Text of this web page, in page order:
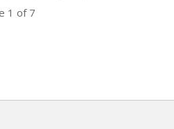
1 of 7